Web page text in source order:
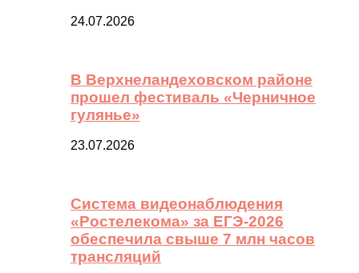
24.07.2026
В Верхнеландеховском районе
прошел фестиваль «Черничное
гулянье»
23.07.2026
Система видеонаблюдения
«Ростелекома» за ЕГЭ-2026
обеспечила свыше 7 млн часов
трансляций